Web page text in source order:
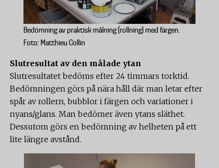
Bedömning av praktisk målning (rollning) med färgen.
Foto: Matthieu Collin
Slutresultat av den målade ytan
Slutresultatet bedöms efter 24 timmars torktid.
Bedömningen görs på nära håll där man letar efter
spår av rollern, bubblor i färgen och variationer i
nyans/glans. Man bedömer även ytans släthet.
Dessutom görs en bedömning av helheten på ett
lite längre avstånd.